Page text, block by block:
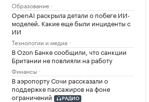
Образование
OpenAI раскрыла детали о побеге ИИ-
моделей. Какие еще были инциденты с
ИИ
Технологии и медиа
В Ozon Банке сообщили, что санкции
Британии не повлияли на работу
Финансы
В аэропорту Сочи рассказали о
поддержке пассажиров на фоне
ограничений
РАДИО